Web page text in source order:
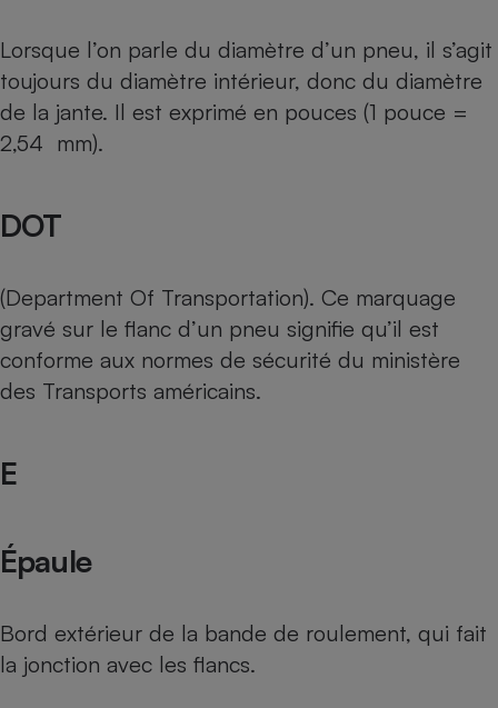
Lorsque l’on parle du diamètre d’un pneu, il s’agit
toujours du diamètre intérieur, donc du diamètre
de la jante. Il est exprimé en pouces (1 pouce =
2,54 mm).
DOT
(Department Of Transportation). Ce marquage
gravé sur le flanc d’un pneu signifie qu’il est
conforme aux normes de sécurité du ministère
des Transports américains.
E
Épaule
Bord extérieur de la bande de roulement, qui fait
la jonction avec les flancs.